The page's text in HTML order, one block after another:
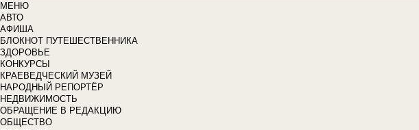
МЕНЮ
АВТО
АФИША
БЛОКНОТ ПУТЕШЕСТВЕННИКА
ЗДОРОВЬЕ
КОНКУРСЫ
КРАЕВЕДЧЕСКИЙ МУЗЕЙ
НАРОДНЫЙ РЕПОРТЁР
НЕДВИЖИМОСТЬ
ОБРАЩЕНИЕ В РЕДАКЦИЮ
ОБЩЕСТВО